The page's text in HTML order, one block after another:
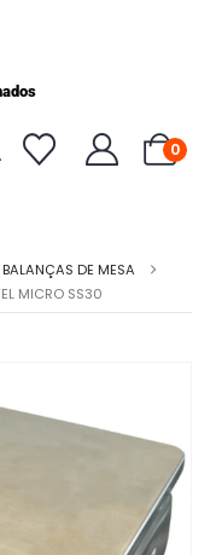
0
BALANÇAS DE MESA
MICRO SS30